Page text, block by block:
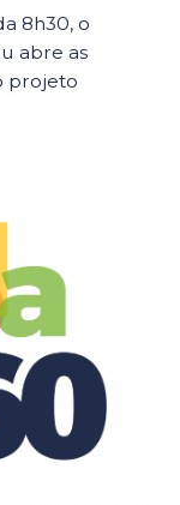
8h30, o
abre as
projeto